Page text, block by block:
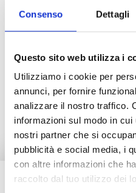
Consenso Dettagli
Questo sito web utilizza i
Utilizziamo i cookie per
annunci, per fornire
analizzare il nostro traffico.
informazioni sul modo in
nostri partner che si
pubblicità e social media, i
con altre informazioni che
raccolto dal tuo utilizzo dei
Beschreibung
Dokumentation